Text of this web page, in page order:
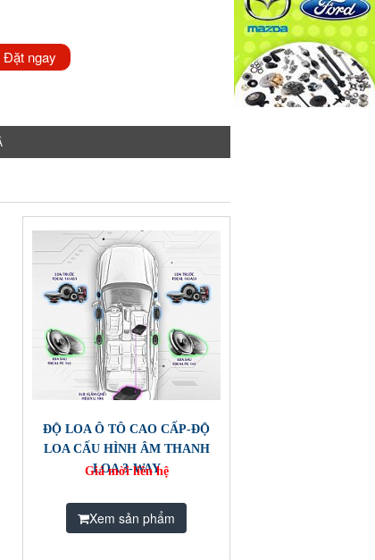
Đặt ngay
ĐỘ LOA Ô TÔ CAO CẤP-ĐỘ
LOA CẤU HÌNH ÂM THANH
LOA 3-WAY
Giá mời liên hệ
Xem sản phẩm